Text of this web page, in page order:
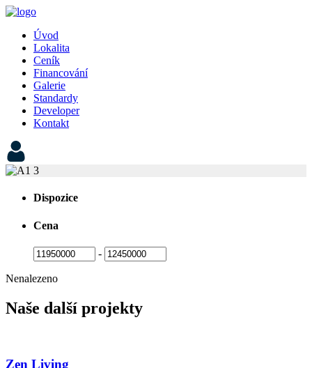
Úvod
Lokalita
Ceník
Financování
Galerie
Standardy
Developer
Kontakt
Dispozice
Cena
-
Nenalezeno
Naše další projekty
Zen Living